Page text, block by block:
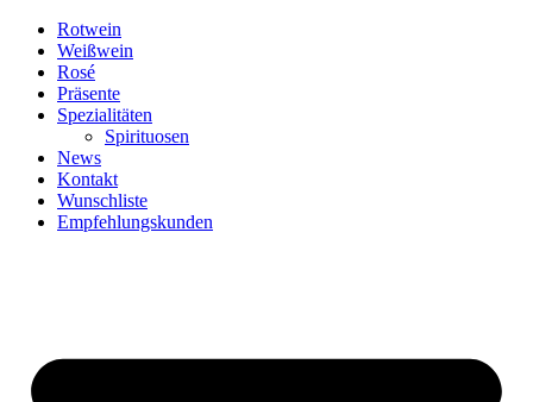
Zum
Inhalt
springen
Rotwein
Weißwein
Rosé
Präsente
Spezialitäten
Spirituosen
News
Kontakt
Wunschliste
Empfehlungskunden